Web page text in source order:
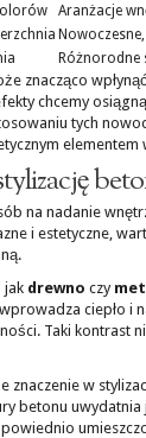
Aranżacje
Różnorodne
znacząco
chcemy
tych
na nadanie
i estetyczne,
jak drewno czy
ciepło i
Taki kontrast
znaczenie w
betonu